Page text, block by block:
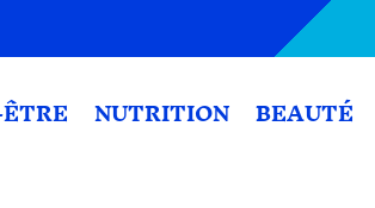
NUTRITION BEAUTÉ